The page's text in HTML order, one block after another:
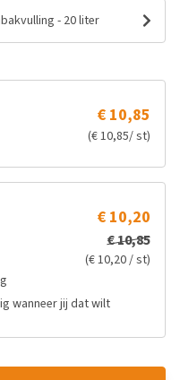
- 20 liter
€ 10,85
(€ 10,85/ st)
€ 10,20
€ 10,85
(€ 10,20 / st)
wanneer jij dat wilt